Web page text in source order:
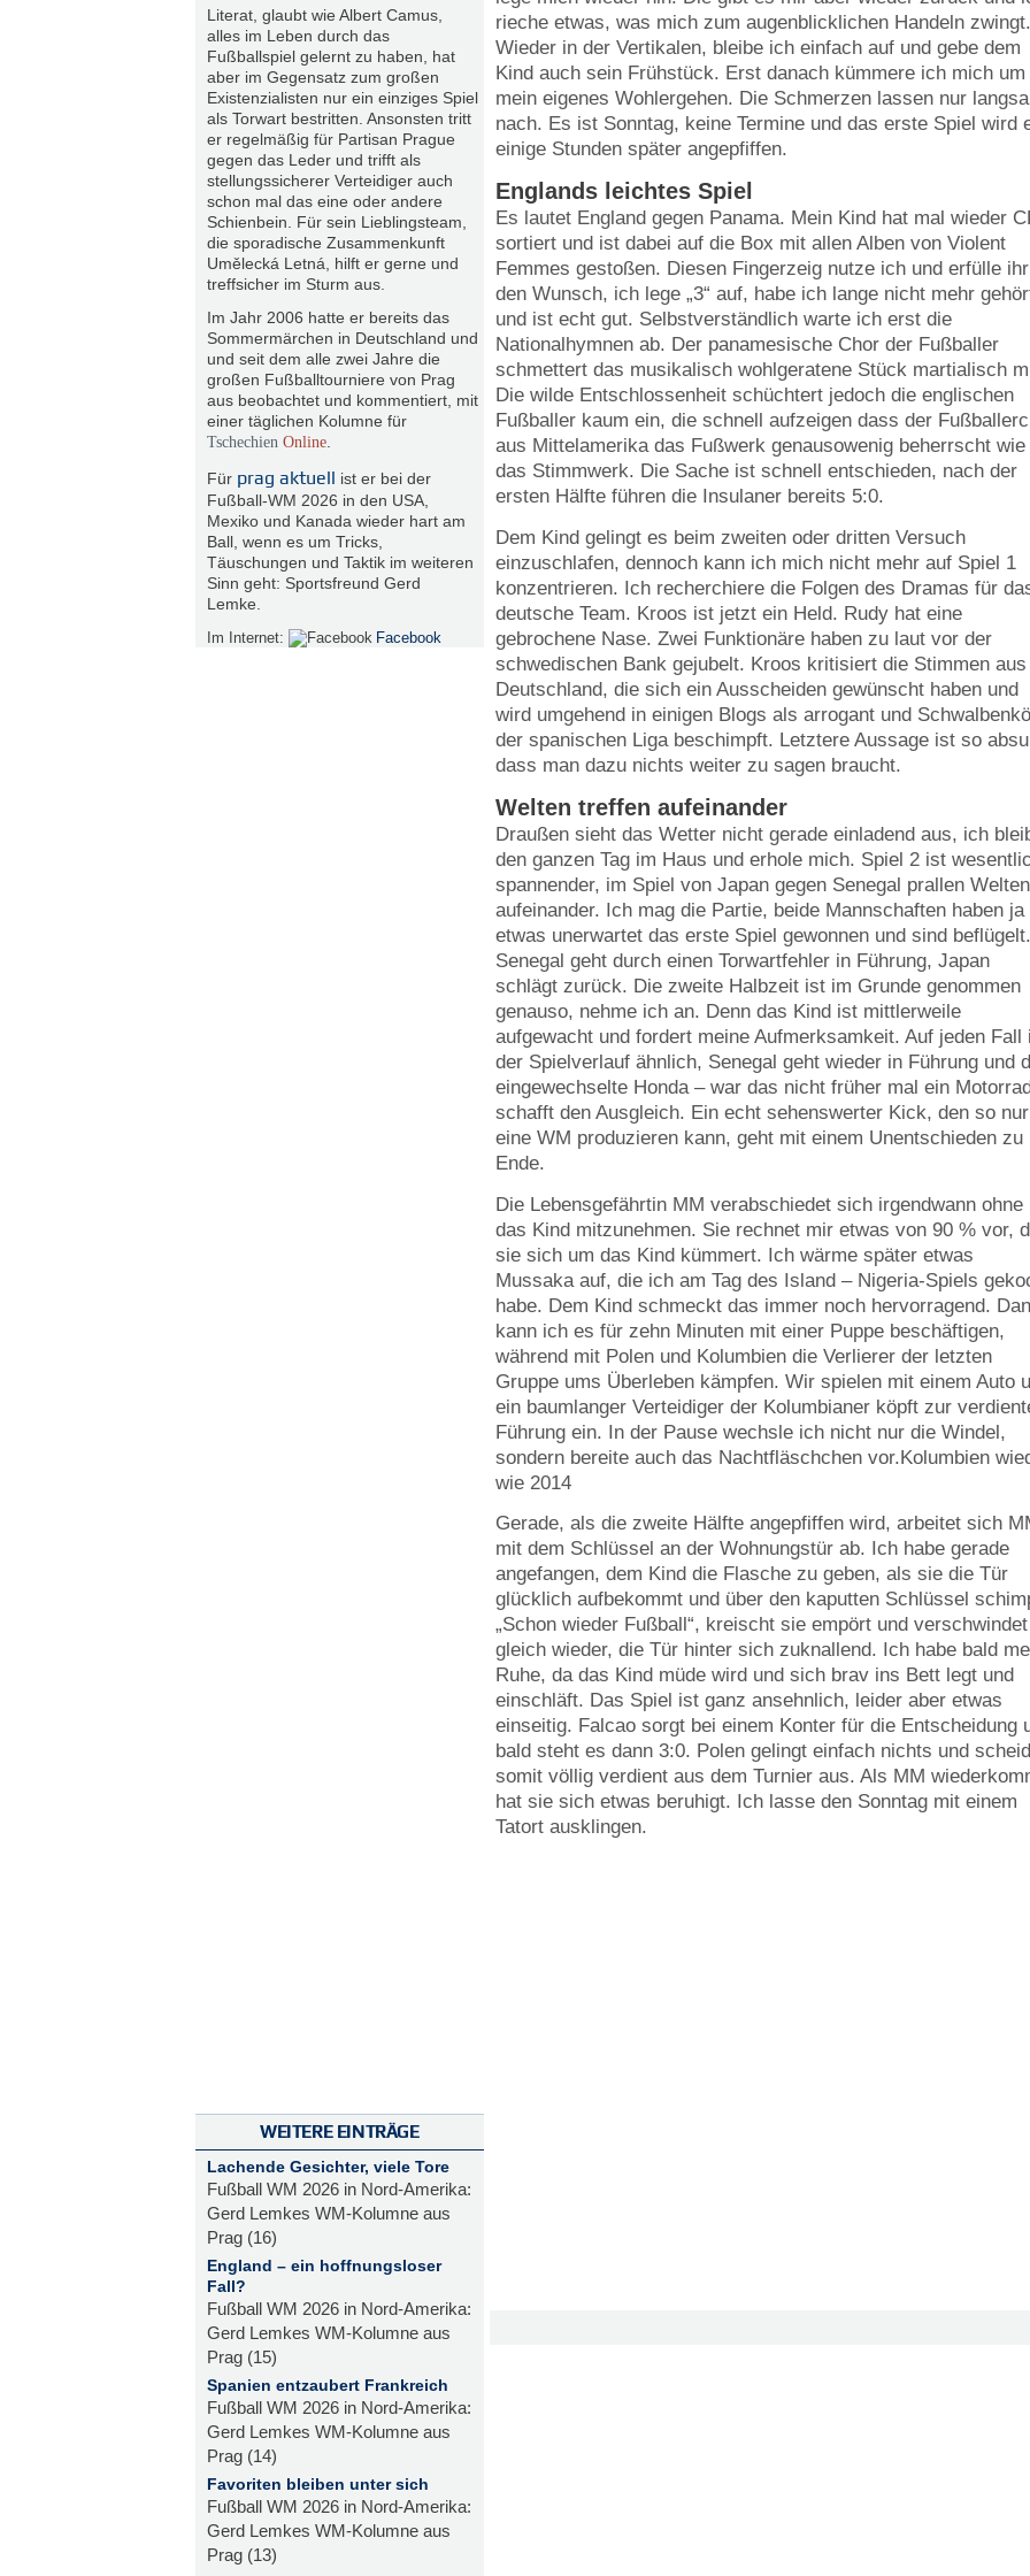
Literat, glaubt wie Albert Camus,
alles im Leben durch das
Fußballspiel gelernt zu haben, hat
aber im Gegensatz zum großen
Existenzialisten nur ein einziges Spiel
als Torwart bestritten. Ansonsten tritt
er regelmäßig für Partisan Prague
gegen das Leder und trifft als
stellungssicherer Verteidiger auch
schon mal das eine oder andere
Schienbein. Für sein Lieblingsteam,
die sporadische Zusammenkunft
Umělecká Letná, hilft er gerne und
treffsicher im Sturm aus.
Im Jahr 2006 hatte er bereits das
Sommermärchen in Deutschland und
und seit dem alle zwei Jahre die
großen Fußballtourniere von Prag
aus beobachtet und kommentiert, mit
einer täglichen Kolumne für
TschechienOnline.
Für prag aktuell ist er bei der
Fußball-WM 2026 in den USA,
Mexiko und Kanada wieder hart am
Ball, wenn es um Tricks,
Täuschungen und Taktik im weiteren
Sinn geht: Sportsfreund Gerd
Lemke.
Im Internet: Facebook
WEITERE EINTRÄGE
Lachende Gesichter, viele Tore
Fußball WM 2026 in Nord-Amerika:
Gerd Lemkes WM-Kolumne aus
Prag (16)
England – ein hoffnungsloser
Fall?
Fußball WM 2026 in Nord-Amerika:
Gerd Lemkes WM-Kolumne aus
Prag (15)
Spanien entzaubert Frankreich
Fußball WM 2026 in Nord-Amerika:
Gerd Lemkes WM-Kolumne aus
Prag (14)
Favoriten bleiben unter sich
Fußball WM 2026 in Nord-Amerika:
Gerd Lemkes WM-Kolumne aus
Prag (13)
rieche etwas, was mich zum augenblicklichen Handeln
Wieder in der Vertikalen, bleibe ich einfach auf und gebe dem
Kind auch sein Frühstück. Erst danach kümmere ich mich um
mein eigenes Wohlergehen. Die Schmerzen lassen nur
nach. Es ist Sonntag, keine Termine und das erste Spiel wird
einige Stunden später angepfiffen.
Englands leichtes Spiel
Es lautet England gegen Panama. Mein Kind hat mal wieder
sortiert und ist dabei auf die Box mit allen Alben von Violent
Femmes gestoßen. Diesen Fingerzeig nutze ich und erfülle ihr
den Wunsch, ich lege „3“ auf, habe ich lange nicht mehr
und ist echt gut. Selbstverständlich warte ich erst die
Nationalhymnen ab. Der panamesische Chor der Fußballer
schmettert das musikalisch wohlgeratene Stück martialisch
Die wilde Entschlossenheit schüchtert jedoch die englischen
Fußballer kaum ein, die schnell aufzeigen dass der
aus Mittelamerika das Fußwerk genausowenig beherrscht wie
das Stimmwerk. Die Sache ist schnell entschieden, nach der
ersten Hälfte führen die Insulaner bereits 5:0.
Dem Kind gelingt es beim zweiten oder dritten Versuch
einzuschlafen, dennoch kann ich mich nicht mehr auf Spiel 1
konzentrieren. Ich recherchiere die Folgen des Dramas für
deutsche Team. Kroos ist jetzt ein Held. Rudy hat eine
gebrochene Nase. Zwei Funktionäre haben zu laut vor der
schwedischen Bank gejubelt. Kroos kritisiert die Stimmen aus
Deutschland, die sich ein Ausscheiden gewünscht haben und
wird umgehend in einigen Blogs als arrogant und
der spanischen Liga beschimpft. Letztere Aussage ist so
dass man dazu nichts weiter zu sagen braucht.
Welten treffen aufeinander
Draußen sieht das Wetter nicht gerade einladend aus, ich
den ganzen Tag im Haus und erhole mich. Spiel 2 ist
spannender, im Spiel von Japan gegen Senegal prallen Welten
aufeinander. Ich mag die Partie, beide Mannschaften haben ja
etwas unerwartet das erste Spiel gewonnen und sind
Senegal geht durch einen Torwartfehler in Führung, Japan
schlägt zurück. Die zweite Halbzeit ist im Grunde genommen
genauso, nehme ich an. Denn das Kind ist mittlerweile
aufgewacht und fordert meine Aufmerksamkeit. Auf jeden Fall
der Spielverlauf ähnlich, Senegal geht wieder in Führung und
eingewechselte Honda – war das nicht früher mal ein
schafft den Ausgleich. Ein echt sehenswerter Kick, den so nur
eine WM produzieren kann, geht mit einem Unentschieden zu
Ende.
Die Lebensgefährtin MM verabschiedet sich irgendwann ohne
das Kind mitzunehmen. Sie rechnet mir etwas von 90 % vor,
sie sich um das Kind kümmert. Ich wärme später etwas
Mussaka auf, die ich am Tag des Island – Nigeria-Spiels
habe. Dem Kind schmeckt das immer noch hervorragend.
kann ich es für zehn Minuten mit einer Puppe beschäftigen,
während mit Polen und Kolumbien die Verlierer der letzten
Gruppe ums Überleben kämpfen. Wir spielen mit einem Auto
ein baumlanger Verteidiger der Kolumbianer köpft zur
Führung ein. In der Pause wechsle ich nicht nur die Windel,
sondern bereite auch das Nachtfläschchen vor.Kolumbien
wie 2014
Gerade, als die zweite Hälfte angepfiffen wird, arbeitet sich
mit dem Schlüssel an der Wohnungstür ab. Ich habe gerade
angefangen, dem Kind die Flasche zu geben, als sie die Tür
glücklich aufbekommt und über den kaputten Schlüssel
„Schon wieder Fußball“, kreischt sie empört und verschwindet
gleich wieder, die Tür hinter sich zuknallend. Ich habe bald
Ruhe, da das Kind müde wird und sich brav ins Bett legt und
einschläft. Das Spiel ist ganz ansehnlich, leider aber etwas
einseitig. Falcao sorgt bei einem Konter für die Entscheidung
bald steht es dann 3:0. Polen gelingt einfach nichts und
somit völlig verdient aus dem Turnier aus. Als MM
hat sie sich etwas beruhigt. Ich lasse den Sonntag mit einem
Tatort ausklingen.